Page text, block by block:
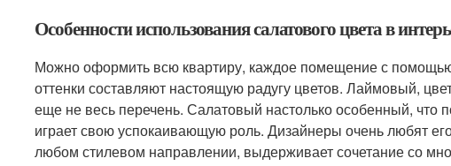
Особенности использования салатового цвета в
Можно оформить всю квартиру, каждое помещение с помощью
оттенки составляют настоящую радугу цветов. Лаймовый,
еще не весь перечень. Салатовый настолько особенный,
играет свою успокаивающую роль. Дизайнеры очень любят
любом стилевом направлении, выдерживает сочетание со